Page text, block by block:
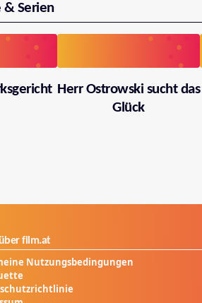
& Serien
Herr Ostrowski sucht das
Glück
film.at
Nutzungsbedingungen